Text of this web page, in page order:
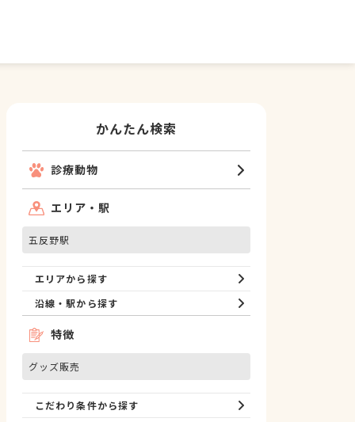
かんたん検索
診療動物
エリア・駅
五反野駅
エリアから探す
沿線・駅から探す
特徴
グッズ販売
こだわり条件から探す